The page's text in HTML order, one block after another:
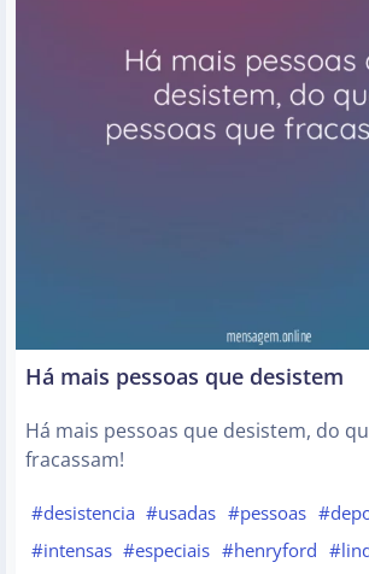
Há mais pessoas que desistem
Há mais pessoas que desistem, do
fracassam!
#desistencia #usadas #pessoas
#intensas #especiais #henryford